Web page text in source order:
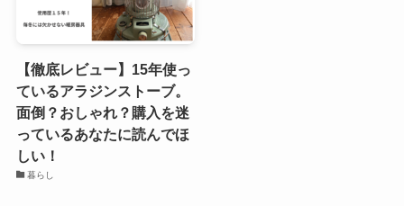
【徹底レビュー】15年使っ
ているアラジンストーブ。
面倒？おしゃれ？購入を迷
っているあなたに読んでほ
しい！
暮らし